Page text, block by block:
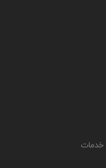
خدمات